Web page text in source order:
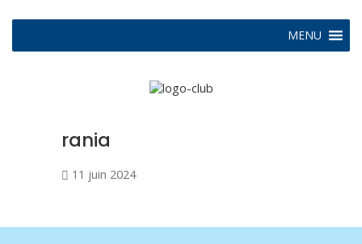
MENU
rania
11 juin 2024